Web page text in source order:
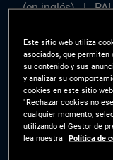
- (en inglés)
preferencias de
Methodology
La información
exclusivamente a
Este sitio web utiliza
asociados, que
su contenido y sus
y analizar su
cookies en este sitio
"Rechazar cookies no
cualquier momento,
utilizando el Gestor de
lea nuestra Política de